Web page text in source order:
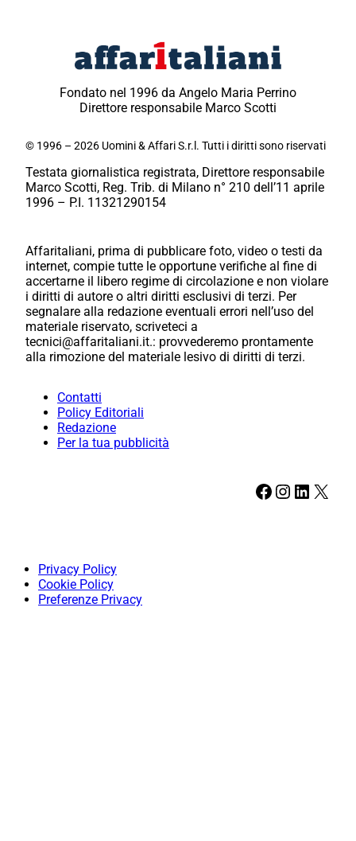
Fondato nel 1996 da Angelo Maria Perrino
Direttore responsabile Marco Scotti
© 1996 – 2026 Uomini & Affari S.r.l. Tutti i diritti sono riservati
Testata giornalistica registrata, Direttore responsabile
Marco Scotti, Reg. Trib. di Milano n° 210 dell’11 aprile
1996 – P.I. 11321290154
Affaritaliani, prima di pubblicare foto, video o testi da
internet, compie tutte le opportune verifiche al fine di
accertarne il libero regime di circolazione e non violare
i diritti di autore o altri diritti esclusivi di terzi. Per
segnalare alla redazione eventuali errori nell’uso del
materiale riservato, scriveteci a
tecnici@affaritaliani.it.: provvederemo prontamente
alla rimozione del materiale lesivo di diritti di terzi.
Contatti
Policy Editoriali
Redazione
Per la tua pubblicità
Facebook Instagram LinkedIn X
Privacy Policy
Cookie Policy
Preferenze Privacy